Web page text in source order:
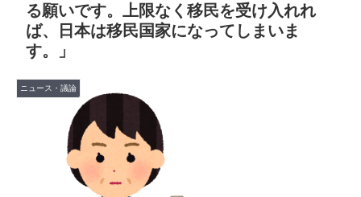
たくない」
▶
外国人「2002年W杯は?」韓国サッカーに衝撃的不祥
事！W杯予選でレフリーへの性的接待発覚！海外騒然！
韓国人「PSG、日本の鈴木彩艶に約60億円で正式オファ
ー・・・」→「あいつがそれほどなのか（ﾌﾞﾙﾌﾞﾙ）」
「レギュラーとして出れるとは思わない...
英国人「ようこそ」冨安健洋、クリスタルパレス加入が
決定的に！メディカル検査をパス！現地サポが歓迎！ア
る願いです。上限なく移民を受け入れれ
ば、日本は移民国家になってしまいま
す。」
ニュース・議論